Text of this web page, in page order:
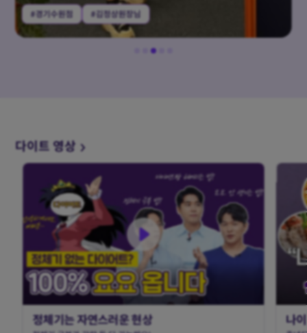
#경기수원점 #김정상원장님
다이트 영상
정체기는 자연스러운 현상 나